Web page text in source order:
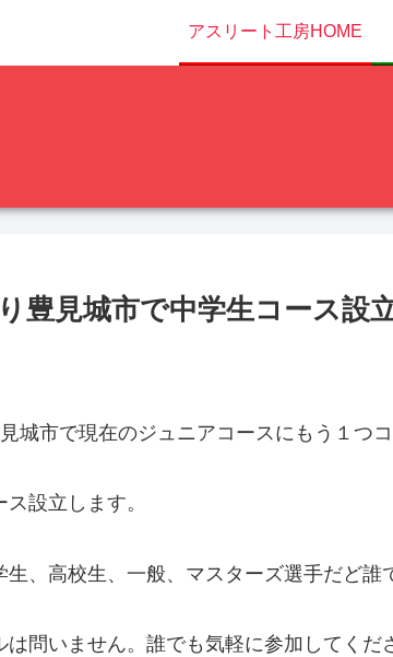
アスリート工房HOME
豊見城市で中学生コース
城市で現在のジュニアコースにもう１つ
設立します。
生、高校生、一般、マスターズ選手だど誰
は問いません。誰でも気軽に参加してくだ